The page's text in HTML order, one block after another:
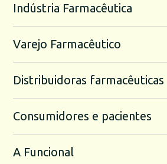
Indústria Farmacêutica
Varejo Farmacêutico
Distribuidoras farmacêuticas
Consumidores e pacientes
A Funcional